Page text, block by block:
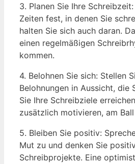
3. Planen Sie Ihre
Zeiten fest, in denen Sie
halten Sie sich auch daran.
einen regelmäßigen
kommen.
4. Belohnen Sie sich: Stellen
Belohnungen in Aussicht, die
Sie Ihre Schreibziele
zusätzlich motivieren, am
5. Bleiben Sie positiv:
Mut zu und denken Sie
Schreibprojekte. Eine